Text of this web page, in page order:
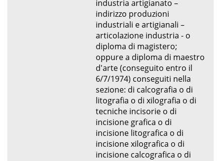
industria artigianato –
indirizzo produzioni
industriali e artigianali –
articolazione industria - o
diploma di magistero;
oppure a diploma di maestro
d'arte (conseguito entro il
6/7/1974) conseguiti nella
sezione: di calcografia o di
litografia o di xilografia o di
tecniche incisorie o di
incisione grafica o di
incisione litografica o di
incisione xilografica o di
incisione calcografica o di